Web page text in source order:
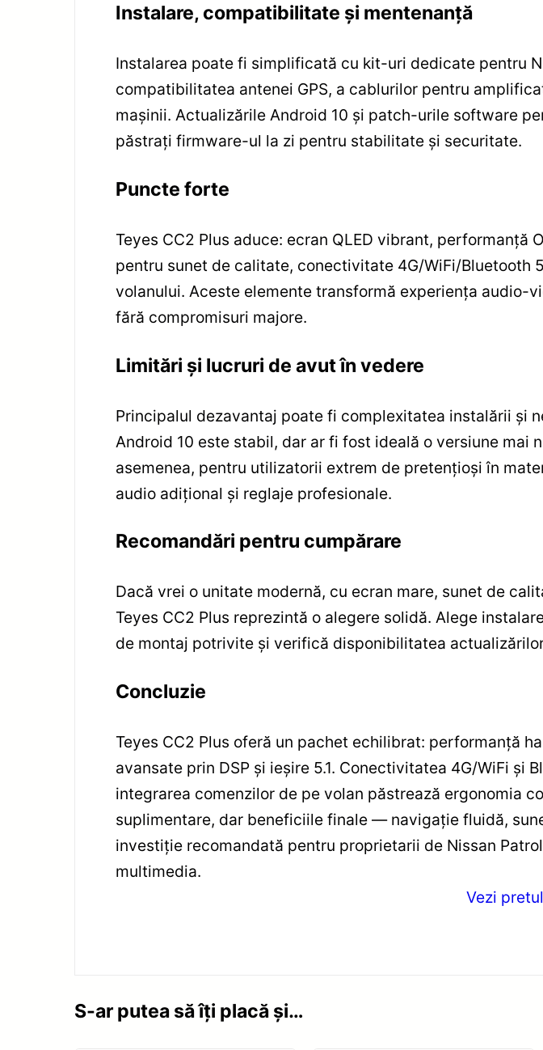
Instalare, compatibilitate și mentenanță
Instalarea poate fi simplificată cu kit-uri dedicate pentru
compatibilitatea antenei GPS, a cablurilor pentru
mașinii. Actualizările Android 10 și patch-urile software
păstrați firmware-ul la zi pentru stabilitate și securitate.
Puncte forte
Teyes CC2 Plus aduce: ecran QLED vibrant,
pentru sunet de calitate, conectivitate 4G/WiFi/Bluetooth
volanului. Aceste elemente transformă experiența audio-
fără compromisuri majore.
Limitări și lucruri de avut în vedere
Principalul dezavantaj poate fi complexitatea instalării și
Android 10 este stabil, dar ar fi fost ideală o versiune
asemenea, pentru utilizatorii extrem de pretențioși în
audio adițional și reglaje profesionale.
Recomandări pentru cumpărare
Dacă vrei o unitate modernă, cu ecran mare, sunet de
Teyes CC2 Plus reprezintă o alegere solidă. Alege
de montaj potrivite și verifică disponibilitatea
Concluzie
Teyes CC2 Plus oferă un pachet echilibrat: performanță
avansate prin DSP și ieșire 5.1. Conectivitatea 4G/WiFi și
integrarea comenzilor de pe volan păstrează ergonomia
suplimentare, dar beneficiile finale — navigație fluidă,
investiție recomandată pentru proprietarii de Nissan
multimedia.
Vezi
S-ar putea să îți placă și…